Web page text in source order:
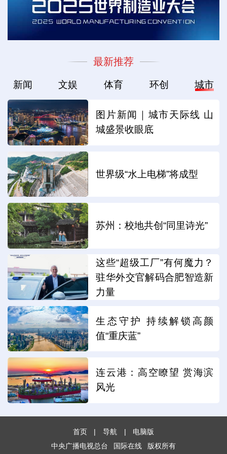
最新推荐
新闻 文娱 体育 环创 城市
图片新闻｜城市天际线 山
城盛景收眼底
世界级“水上电梯”将成型
苏州：校地共创“同里诗光”
这些“超级工厂”有何魔力？
驻华外交官解码合肥智造新
力量
生态守护 持续解锁高颜
值“重庆蓝”
连云港：高空瞭望 赏海滨
风光
首页 | 导航 |
电脑版
中央广播电视总台
国际在线 版权所有